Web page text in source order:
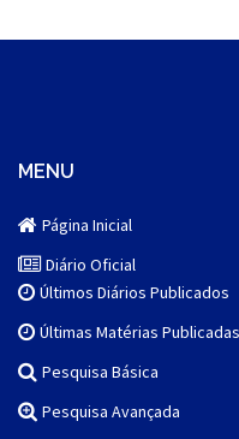
MENU
Página Inicial
Diário Oficial
Últimos Diários Publicados
Últimas Matérias Publicadas
Pesquisa Básica
Pesquisa Avançada